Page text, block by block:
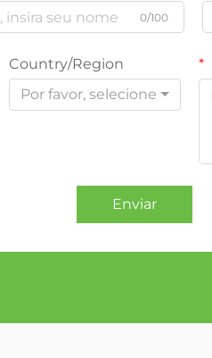
0/100
Country/Region
Por favor, selecione
Enviar